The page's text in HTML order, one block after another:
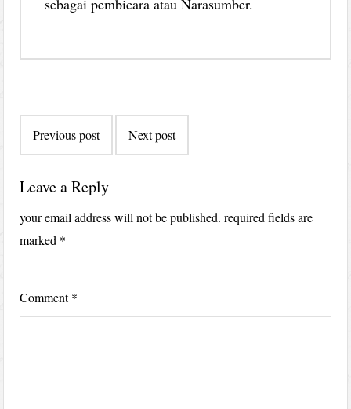
navigation
Previous post Next post
Leave a Reply
your email address will not be published. required fields are
marked *
Comment*